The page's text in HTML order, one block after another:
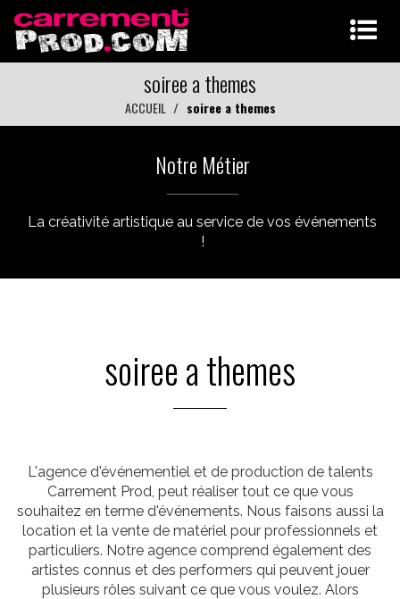
soiree a themes
ACCUEIL soiree a themes
Notre Métier
La créativité artistique au service de vos événements
!
soiree a themes
L'agence d'événementiel et de production de talents
Carrement Prod, peut réaliser tout ce que vous
souhaitez en terme d'événements. Nous faisons aussi la
location et la vente de matériel pour professionnels et
particuliers. Notre agence comprend également des
artistes connus et des performers qui peuvent jouer
plusieurs rôles suivant ce que vous voulez. Alors